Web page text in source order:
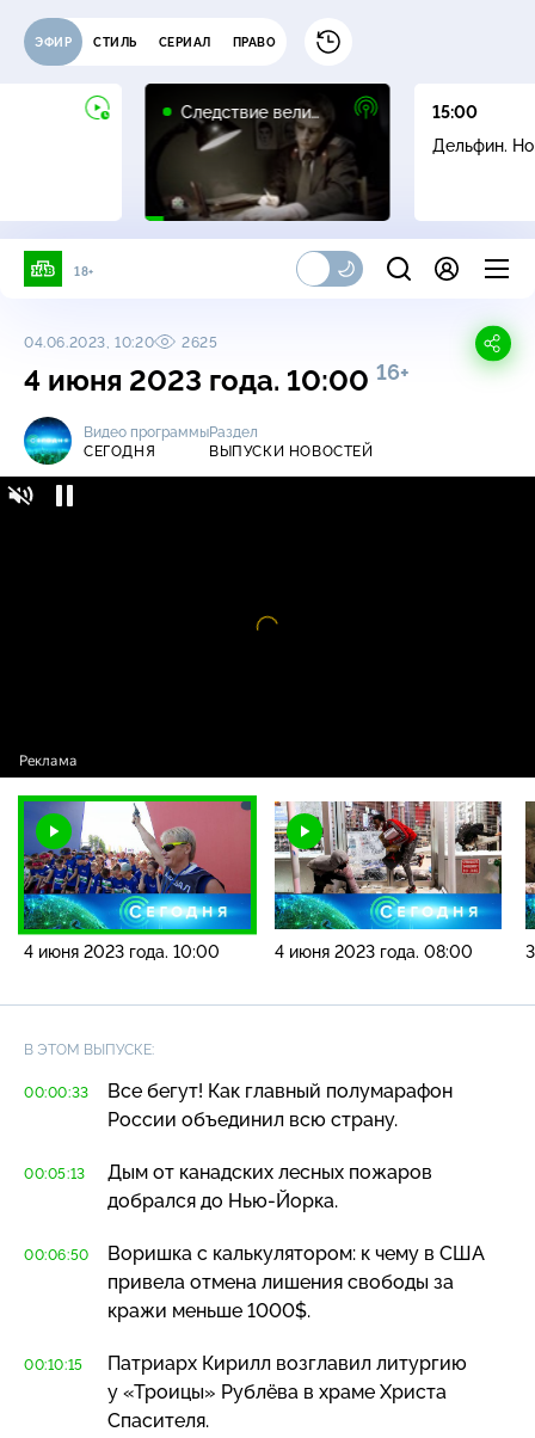
ЭФИР СТИЛЬ СЕРИАЛ ПРАВО
Следствие вели…
15:00
Дельфин.
18+
04.06.2023, 10:20 2625
4 июня 2023 года. 10:00 16+
Видео программы
СЕГОДНЯ
Раздел
ВЫПУСКИ НОВОСТЕЙ
4 июня 2023 года. 10:00 4 июня 2023 года. 08:00
В ЭТОМ ВЫПУСКЕ:
00:00:33
Все бегут! Как главный полумарафон
России объединил всю страну.
00:05:13
Дым от канадских лесных пожаров
добрался до Нью-Йорка.
00:06:50
Воришка с калькулятором: к чему в США
привела отмена лишения свободы за
кражи меньше 1000$.
00:10:15
Патриарх Кирилл возглавил литургию
у «Троицы» Рублёва в храме Христа
Спасителя.